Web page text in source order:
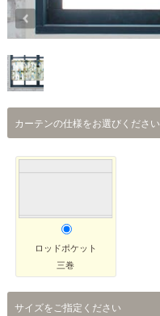
カーテンの仕様をお選びください
ロッドポケット
三巻
サイズをご指定ください